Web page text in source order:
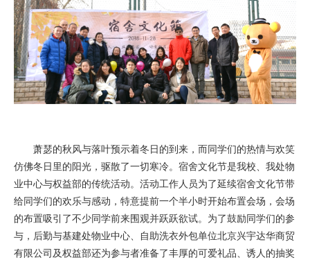
萧瑟的秋风与落叶预示着冬日的到来，而同学们的热情与欢笑
仿佛冬日里的阳光，驱散了一切寒冷。宿舍文化节是我校、我处物
业中心与权益部的传统活动。活动工作人员为了延续宿舍文化节带
给同学们的欢乐与感动，特意提前一个半小时开始布置会场，会场
的布置吸引了不少同学前来围观并跃跃欲试。为了鼓励同学们的参
与，后勤与基建处物业中心、自助洗衣外包单位北京兴宇达华商贸
有限公司及权益部还为参与者准备了丰厚的可爱礼品、诱人的抽奖